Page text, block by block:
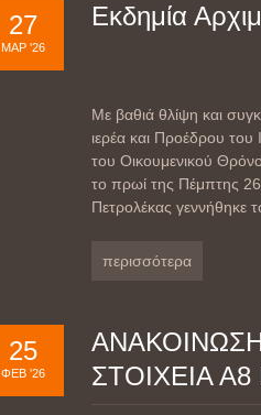
27
ΜΑΡ '26
Εκδημία
Με βαθιά θλίψη και
ιερέα και Προέδρου
του Οικουμενικού
το πρωί της Πέμπτης
Πετρολέκας γεννήθηκε
περισσότερα
25
ΦΕΒ '26
ΣΤΟΙΧΕΙΑ